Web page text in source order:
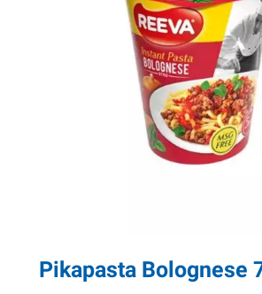
Pikapasta Bolognese